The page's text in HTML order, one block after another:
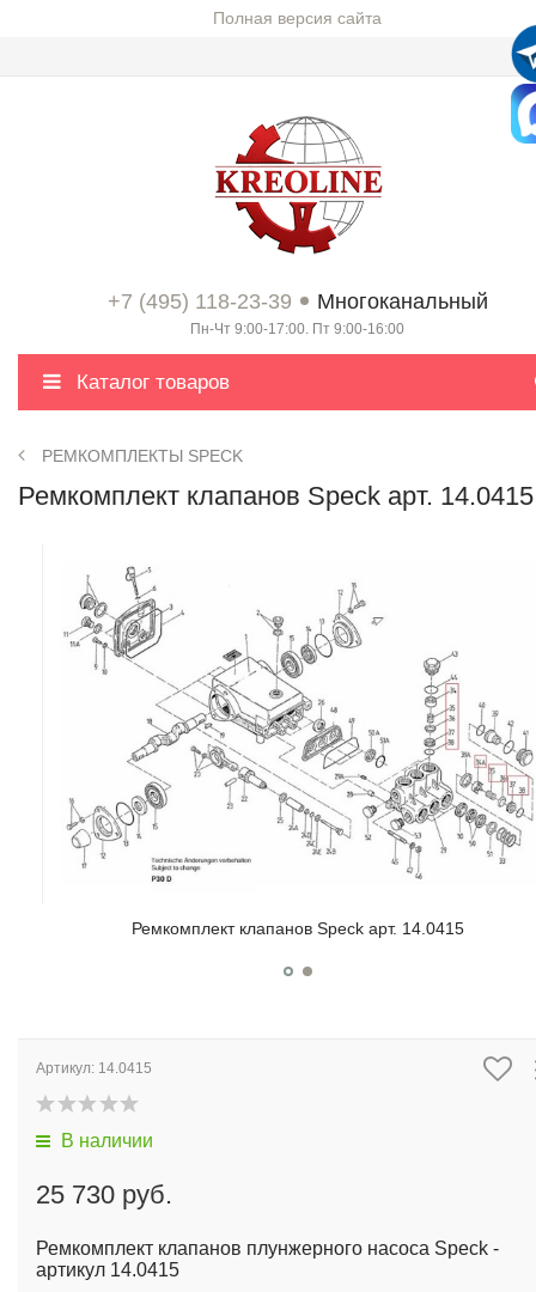
Полная версия сайта
+7 (495) 118-23-39 Многоканальный
Пн-Чт 9:00-17:00. Пт 9:00-16:00
Каталог товаров
РЕМКОМПЛЕКТЫ SPECK
Ремкомплект клапанов Speck арт. 14.0415
Ремкомплект клапанов Speck арт. 14.0415
Артикул: 14.0415
В наличии
25 730 руб.
Ремкомплект клапанов плунжерного насоса Speck -
артикул 14.0415